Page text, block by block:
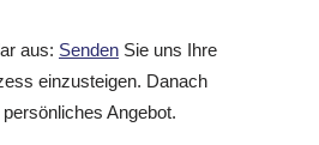
aus: Senden Sie uns Ihre
einzusteigen. Danach
Angebot.